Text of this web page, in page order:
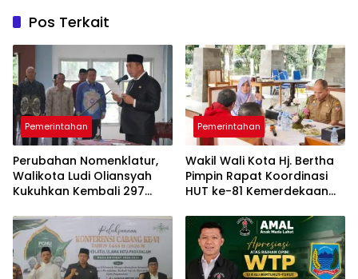
Pos Terkait
Pemerintahan
Perubahan Nomenklatur,
Walikota Ludi Oliansyah
Kukuhkan Kembali 297
Alam
Pemerintahan
Wakil Wali Kota Hj. Bertha
Pimpin ​Rapat Koordinasi
HUT ke-81 Kemerdekaan